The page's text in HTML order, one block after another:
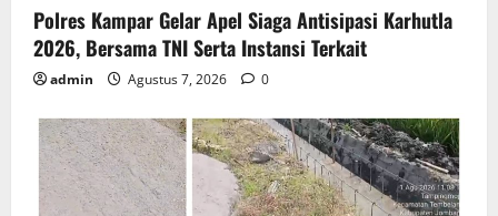
Polres Kampar Gelar Apel Siaga Antisipasi Karhutla
2026, Bersama TNI Serta Instansi Terkait
admin Agustus 7, 2026 0